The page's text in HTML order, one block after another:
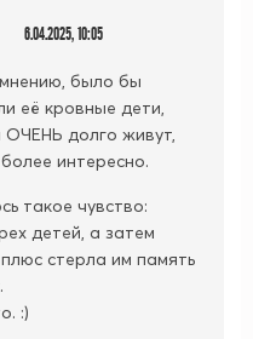
6.04.2025, 10:05
было бы
её кровные дети,
ОЧЕНЬ долго живут,
интересно.
такое чувство:
детей, а затем
стерла им память
:)